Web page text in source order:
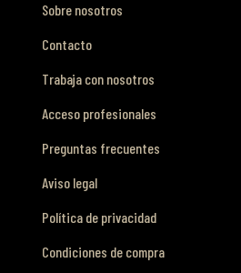
Sobre nosotros
Contacto
Trabaja con nosotros
Acceso profesionales
Preguntas frecuentes
Aviso legal
Política de privacidad
Condiciones de compra